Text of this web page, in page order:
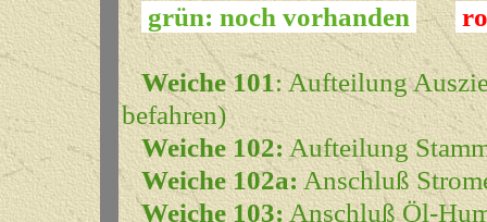
grün: noch vorhanden
Weiche 101: Aufteilung
befahren)
Weiche 102:Aufteilung
Weiche 102a: Anschluß
Weiche 103: Anschluß Öl-